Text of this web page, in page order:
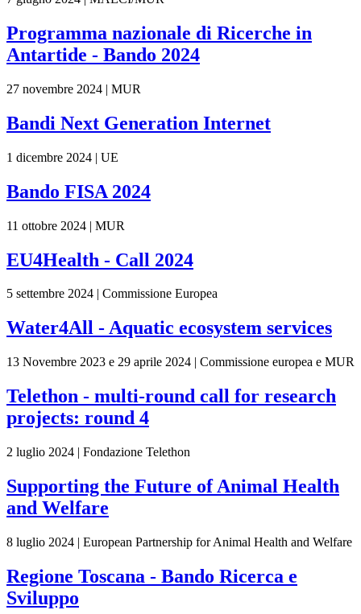
Programma nazionale di Ricerche in
Antartide - Bando 2024
27 novembre 2024 | MUR
Bandi Next Generation Internet
1 dicembre 2024 | UE
Bando FISA 2024
11 ottobre 2024 | MUR
EU4Health - Call 2024
5 settembre 2024 | Commissione Europea
Water4All - Aquatic ecosystem services
13 Novembre 2023 e 29 aprile 2024 | Commissione europea e MUR
Telethon - multi-round call for research
projects: round 4
2 luglio 2024 | Fondazione Telethon
Supporting the Future of Animal Health
and Welfare
8 luglio 2024 | European Partnership for Animal Health and Welfare
Regione Toscana - Bando Ricerca e
Sviluppo